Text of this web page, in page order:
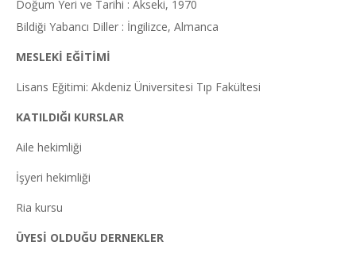
Doğum Yeri ve Tarihi : Akseki, 1970
Bildiği Yabancı Diller : İngilizce, Almanca
MESLEKİ EĞİTİMİ
Lisans Eğitimi: Akdeniz Üniversitesi Tıp Fakültesi
KATILDIĞI KURSLAR
Aile hekimliği
İşyeri hekimliği
Ria kursu
ÜYESİ OLDUĞU DERNEKLER